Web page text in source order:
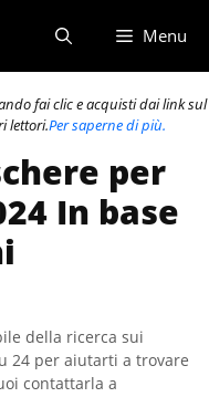
Menu
fai clic e acquisti dai link sul
lettori.Per saperne di più.
per
In base
della ricerca sui
24 per aiutarti a trovare
contattarla a